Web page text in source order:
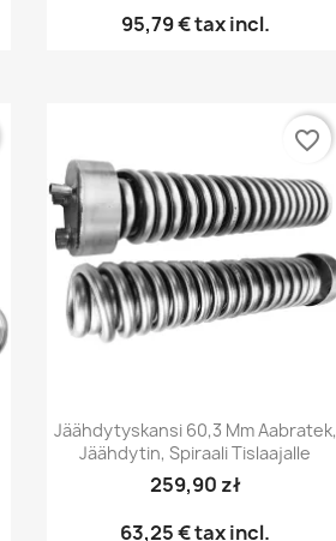
95,79 €tax incl.
Pikakatselu
Jäähdytyskansi 60,3 Mm Aabratek,
Jäähdytin, Spiraali Tislaajalle
259,90 zł
63,25 €tax incl.
favorite_border